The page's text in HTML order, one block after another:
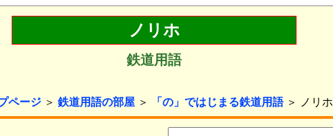
ノリホ
鉄道用語
ページ ＞ 鉄道用語の部屋 ＞ 「の」ではじまる鉄道用語＞ ノリホ